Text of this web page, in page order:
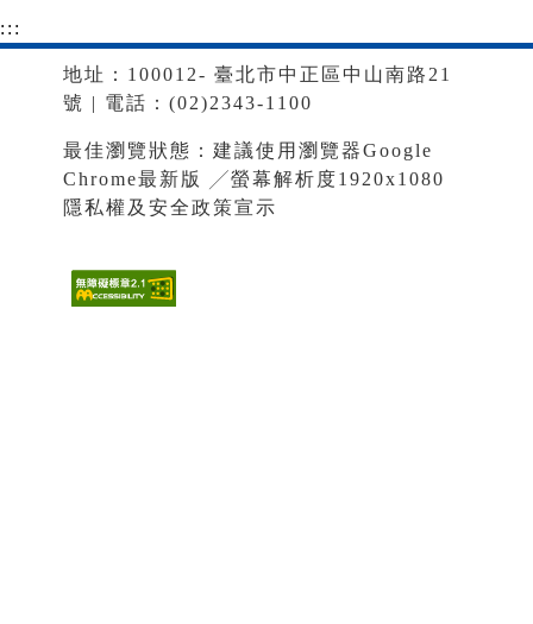
:::
地址：100012- 臺北市中正區中山南路21
號 | 電話：(02)2343-1100
最佳瀏覽狀態：建議使用瀏覽器Google
Chrome最新版 ╱螢幕解析度1920x1080
隱私權及安全政策宣示